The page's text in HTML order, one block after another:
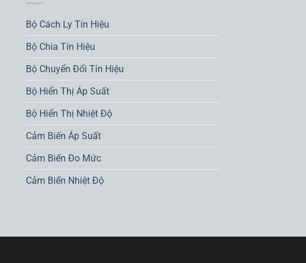
Bộ Cách Ly Tín Hiệu
Bộ Chia Tín Hiệu
Bộ Chuyển Đổi Tín Hiệu
Bộ Hiển Thị Áp Suất
Bộ Hiển Thị Nhiệt Độ
Cảm Biến Áp Suất
Cảm Biến Đo Mức
Cảm Biến Nhiệt Độ